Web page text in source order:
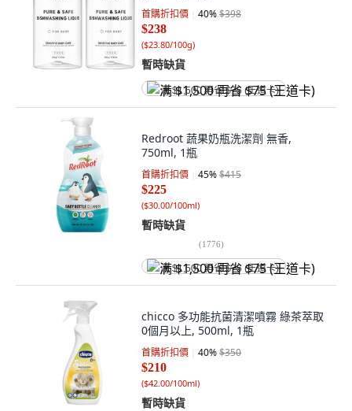
首購折扣價 40%$398
$238
($23.80/100g)
暫時缺貨
满 $1,500 再省 $75 (王道卡)
Redroot 蔬果奶瓶洗潔劑 無香,
750ml, 1瓶
首購折扣價 45%$415
$225
($30.00/100ml)
暫時缺貨
(1776)
满 $1,500 再省 $75 (王道卡)
chicco 多功能抗菌清潔噴霧 綠茶萃取
0個月以上, 500ml, 1瓶
首購折扣價 40%$350
$210
($42.00/100ml)
暫時缺貨